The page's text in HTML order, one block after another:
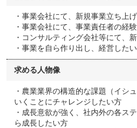
・事業会社にて、新規事業立ち上
・事業会社にて、事業責任者の経
・コンサルティング会社等にて、
・事業を自ら作り出し、経営した
求める人物像
・農業業界の構造的な課題（イシ
いくことにチャレンジしたい方
・成長意欲が強く、社内外の各ス
ら成長したい方